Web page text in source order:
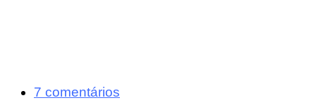
7 comentários